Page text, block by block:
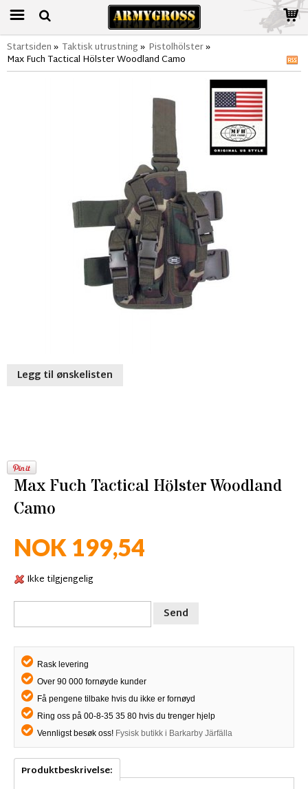
Startsiden» Taktisk utrustning» Pistolhölster»
Max Fuch Tactical Hölster Woodland Camo
Legg til ønskelisten
Max Fuch Tactical Hölster Woodland
Camo
NOK 199,54
Ikke tilgjengelig
Send
Rask levering
Over 90 000 fornøyde kunder
Få pengene tilbake hvis du ikke er fornøyd
Ring oss på 00-8-35 35 80 hvis du trenger hjelp
Vennligst besøk oss! Fysisk butikk i Barkarby Järfälla
Produktbeskrivelse: